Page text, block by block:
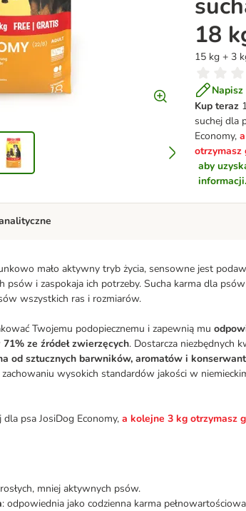
18
15 kg + 3
Kup teraz
suchej dla
Economy,
otrzymasz
aby
mało aktywny tryb życia, sensowne jest
psów i zaspokaja ich potrzeby. Sucha karma dla
wszystkich ras i rozmiarów.
Twojemu podopiecznemu i zapewnią mu
71% ze źródeł zwierzęcych. Dostarcza niezbędnych
od sztucznych barwników, aromatów i
wysokich standardów jakości w
psa JosiDog Economy, a kolejne 3 kg otrzymasz
mniej aktywnych psów.
: odpowiednia jako codzienna karma